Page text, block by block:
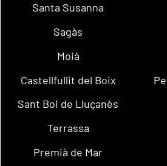
Santa Susanna
Sagàs
Moià
Castellfullit del Boix
Sant Boi de Lluçanès
Terrassa
Premià de Mar